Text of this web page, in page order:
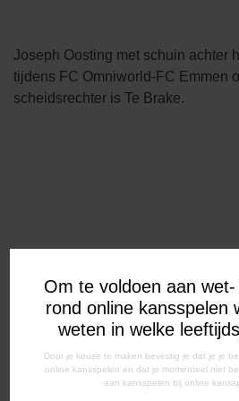
Om te voldoen aan
rond online kansspelen
weten in welke
Door je keuze te maken bevestig je dat je je
online kansspelen en dat je momenteel niet
aan kansspelen bij online
Joseph Oosting met schuin achter
tijdens FC Omniworld-FC Emmen
scheidsrechter is Te Brake.